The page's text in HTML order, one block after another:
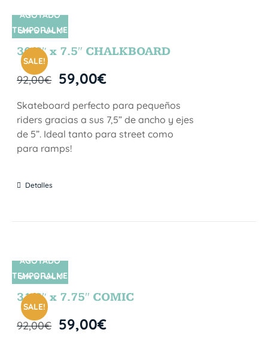
SIN STOCK
SALE!
AGOTADO
TEMPORALME
NTE
30.5″ x 7.5″ CHALKBOARD
92,00€ 59,00€
Skateboard perfecto para pequeños
riders gracias a sus 7,5” de ancho y ejes
de 5”. Ideal tanto para street como
para ramps!
Detalles
SIN STOCK
SALE!
AGOTADO
TEMPORALME
NTE
31.5″ x 7.75″ COMIC
92,00€ 59,00€